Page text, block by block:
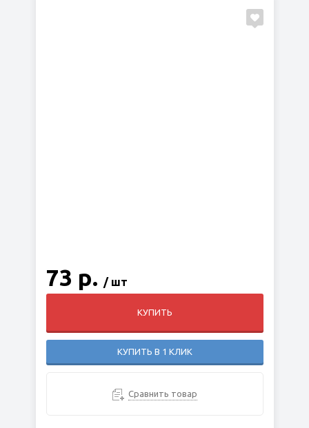
73 р. / шт
КУПИТЬ
КУПИТЬ В 1 КЛИК
Сравнить товар